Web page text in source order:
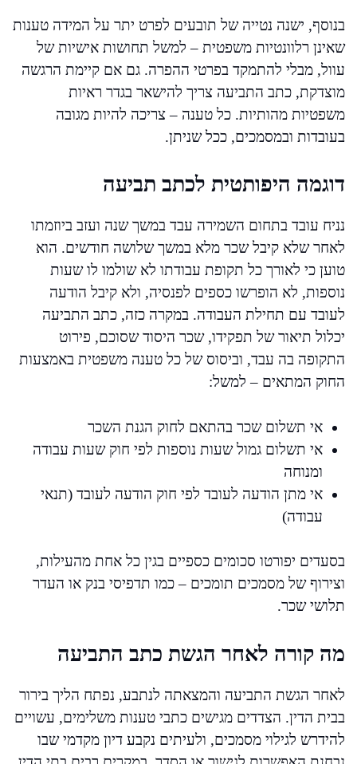
בנוסף, ישנה נטייה של תובעים לפרט יתר על המידה טענות
שאינן רלוונטיות משפטית – למשל תחושות אישיות של
עוול, מבלי להתמקד בפרטי ההפרה. גם אם קיימת הרגשה
מוצדקת, כתב התביעה צריך להישאר בגדר ראיות
משפטיות מהותיות. כל טענה – צריכה להיות מגובה
בעובדות ובמסמכים, ככל שניתן.
דוגמה היפותטית לכתב תביעה
נניח עובד בתחום השמירה עבד במשך שנה ועזב ביוזמתו
לאחר שלא קיבל שכר מלא במשך שלושה חודשים. הוא
טוען כי לאורך כל תקופת עבודתו לא שולמו לו שעות
נוספות, לא הופרשו כספים לפנסיה, ולא קיבל הודעה
לעובד עם תחילת העבודה. במקרה כזה, כתב התביעה
יכלול תיאור של תפקידו, שכר היסוד שסוכם, פירוט
התקופה בה עבד, וביסוס של כל טענה משפטית באמצעות
החוק המתאים – למשל:
אי תשלום שכר בהתאם לחוק הגנת השכר
אי תשלום גמול שעות נוספות לפי חוק שעות עבודה
ומנוחה
אי מתן הודעה לעובד לפי חוק הודעה לעובד (תנאי
עבודה)
בסעדים יפורטו סכומים כספיים בגין כל אחת מהעילות,
וצירוף של מסמכים תומכים – כמו תדפיסי בנק או העדר
תלושי שכר.
מה קורה לאחר הגשת כתב התביעה
לאחר הגשת התביעה והמצאתה לנתבע, נפתח הליך בירור
בבית הדין. הצדדים מגישים כתבי טענות משלימים, עשויים
להידרש לגילוי מסמכים, ולעיתים נקבע דיון מקדמי שבו